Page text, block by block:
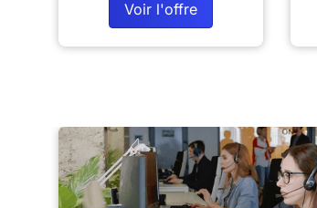
Voir l'offre